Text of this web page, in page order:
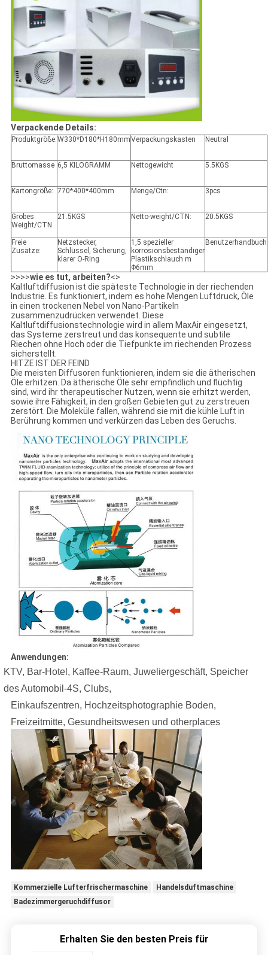
Verpackende Details:
Produktgröße:W330*D180*H180mmVerpackungskasten Neutral
Bruttomasse 6,5 KILOGRAMM Nettogewicht 5.5KGS
Kartongröße: 770*400*400mm Menge/Ctn: 3pcs
Grobes
Weight/CTN
21.5KGS Netto-weight/CTN: 20.5KGS
Freie
Zusätze:
Netzstecker,
Schlüssel, Sicherung,
klarer O-Ring
1,5 spezieller
korrosionsbeständiger
Plastikschlauch m
Φ6mm
Benutzerhandbuch
>>>>wie es tut, arbeiten?<>
Kaltluftdiffusion ist die späteste Technologie in der riechenden
Industrie. Es funktioniert, indem es hohe Mengen Luftdruck, Öle
in einen trockenen Nebel von Nano-Partikeln
zusammenzudrücken verwendet. Diese
Kaltluftdiffusionstechnologie wird in allem MaxAir eingesetzt,
das Systeme zerstreut und das konsequente und subtile
Riechen ohne Hoch oder die Tiefpunkte im riechenden Prozess
sicherstellt.
HITZE IST DER FEIND
Die meisten Diffusoren funktionieren, indem sie die ätherischen
Öle erhitzen. Da ätherische Öle sehr empfindlich und flüchtig
sind, wird ihr therapeutischer Nutzen, wenn sie erhitzt werden,
sowie ihre Fähigkeit, in den großen Gebieten gut zu zerstreuen
zerstört. Die Moleküle fallen, während sie mit die kühle Luft in
Berührung kommen und verkürzen das Leben des Geruchs.
Anwendungen:
KTV, Bar-Hotel, Kaffee-Raum, Juweliergeschäft, Speicher
des Automobil-4S, Clubs,
Einkaufszentren, Hochzeitsphotographie Boden,
Freizeitmitte, Gesundheitswesen und otherplaces
Kommerzielle Lufterfrischermaschine
Handelsduftmaschine
Badezimmergeruchdiffusor
Erhalten Sie den besten Preis für